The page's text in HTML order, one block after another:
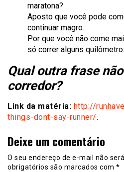
maratona?
Aposto que você pode
continuar magro.
Por que você não come
só correr alguns
Qual outra frase
corredor?
Link da matéria: http://
things-dont-say-runner/.
Deixe um comentário
O seu endereço de e-mail não
obrigatórios são marcados com *